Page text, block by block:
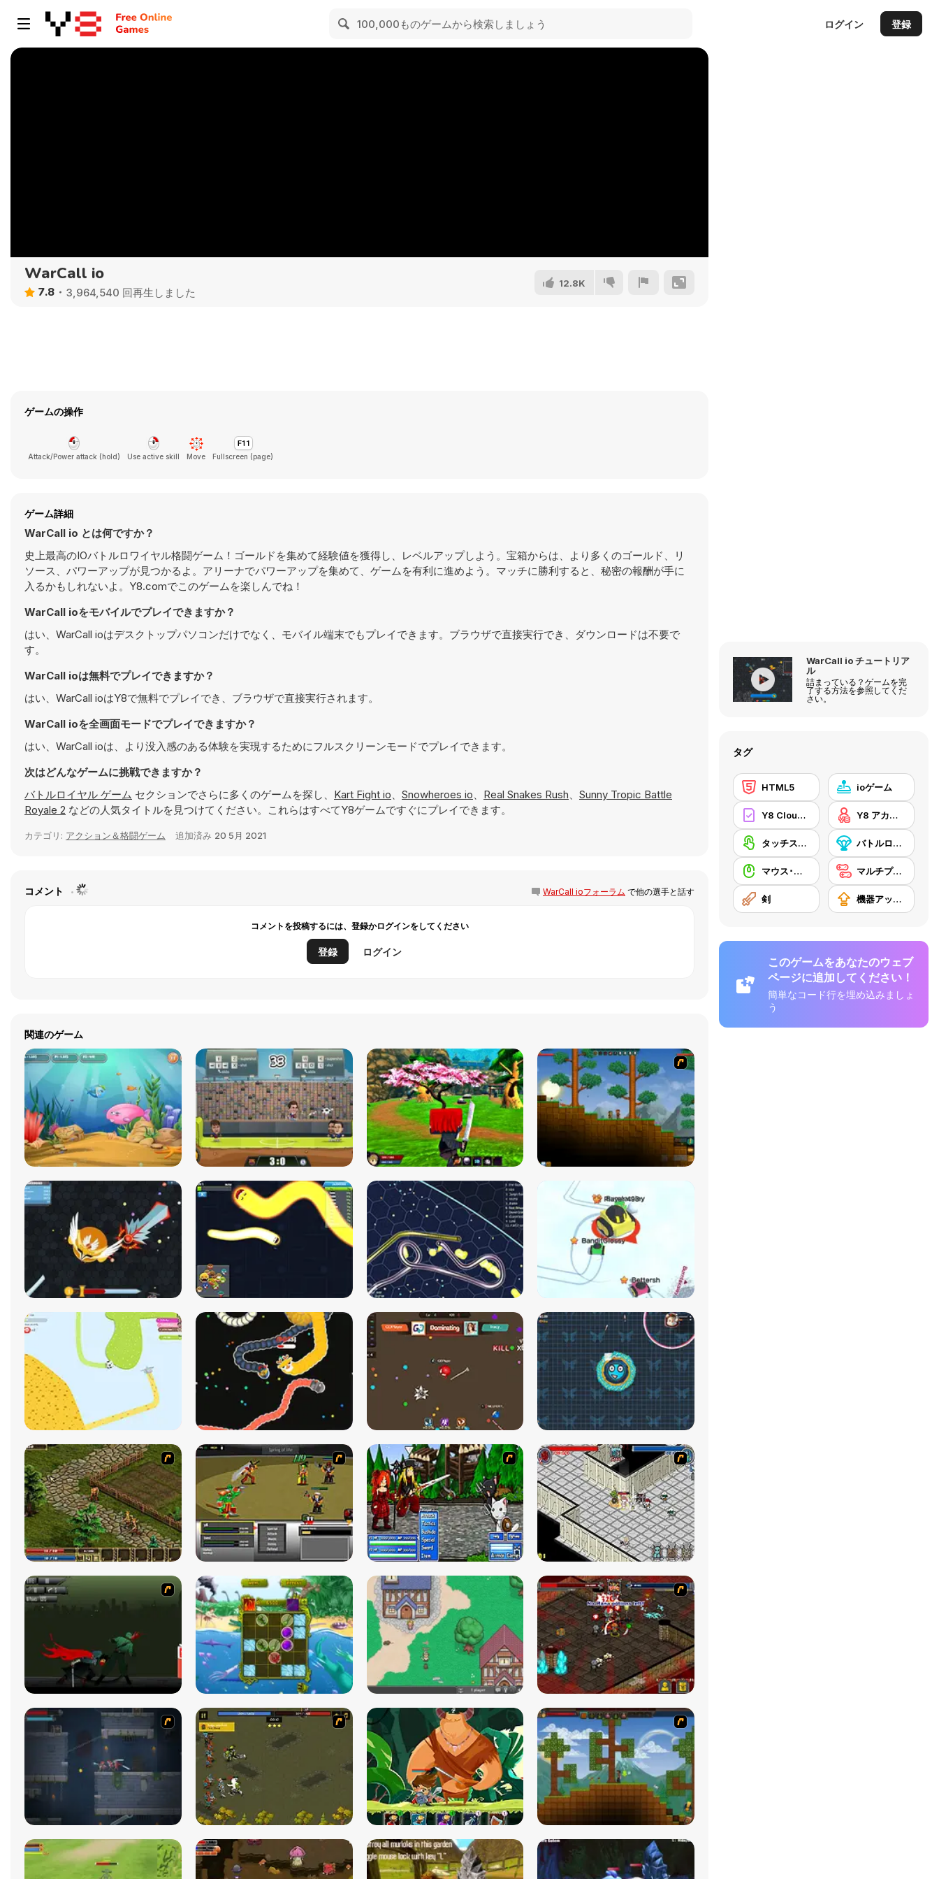
ログイン 登録
WarCall io
7.8 3,964,540 回再生しました
12.8K
ゲームの操作
Attack/Power attack (hold) Use active skill Move Fullscreen (page)
ゲーム詳細
WarCall io とは何ですか？
史上最高のIOバトルロワイヤル格闘ゲーム！ゴールドを集めて経験値を獲得し、レベルアップしよう。宝箱からは、より多くのゴールド、リ
ソース、パワーアップが見つかるよ。アリーナでパワーアップを集めて、ゲームを有利に進めよう。マッチに勝利すると、秘密の報酬が手に
入るかもしれないよ。Y8.comでこのゲームを楽しんでね！
WarCall ioをモバイルでプレイできますか？
はい、WarCall ioはデスクトップパソコンだけでなく、モバイル端末でもプレイできます。ブラウザで直接実行でき、ダウンロードは不要で
す。
WarCall ioは無料でプレイできますか？
はい、WarCall ioはY8で無料でプレイでき、ブラウザで直接実行されます。
WarCall ioを全画面モードでプレイできますか？
はい、WarCall ioは、より没入感のある体験を実現するためにフルスクリーンモードでプレイできます。
次はどんなゲームに挑戦できますか？
バトルロイヤル ゲーム セクションでさらに多くのゲームを探し、 Kart Fight io、 Snowheroes io、 Real Snakes Rush、 Sunny Tropic Battle
Royale 2 などの人気タイトルを見つけてください。これらはすべてY8ゲームですぐにプレイできます。
カテゴリ: アクション＆格闘ゲーム 追加済み 20 5月 2021
コメント WarCall ioフォーラム で他の選手と話す
コメントを投稿するには、登録かログインをしてください
登録 ログイン
関連のゲーム
WarCall io チュートリア
ル
詰まっている？ゲームを完
了する方法を参照してくだ
さい。
タグ
HTML5 ioゲーム
Y8 Cloud Save Y8 アカウント
タッチスクリーン バトルロイヤル
マウス･スキル マルチプレイヤー
剣 機器アップグレードの購入
このゲームをあなたのウェブ
ページに追加してください！
簡単なコード行を埋め込みましょ
う